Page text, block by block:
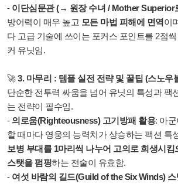
- 이단심문관 (→ 원장 수녀 / Mother Superior
방어력이 매우 높고 모든 마법 피해에 면역이
다 고급 기술에 쓰이는 포커스 포인트를 2점
커 유닛임.
🚀3. 마무리 : 템플 실전 전략 및 꿀팁 (스노우
단순한 전투력 싸움을 넘어 유닛의 특성과 팩
는 전략이 필수임.
- 의로움(Righteousness) 고기방패 활용: 아
할 때마다 영웅의 능력치가 상승하는 팩션 특
보병 부대를 1마리씩 나누어 고의로 희생시킴
스탯을 펌핑하는 전술이 유효함.
- 여섯 바람의 길드(Guild of the Six Winds) 스